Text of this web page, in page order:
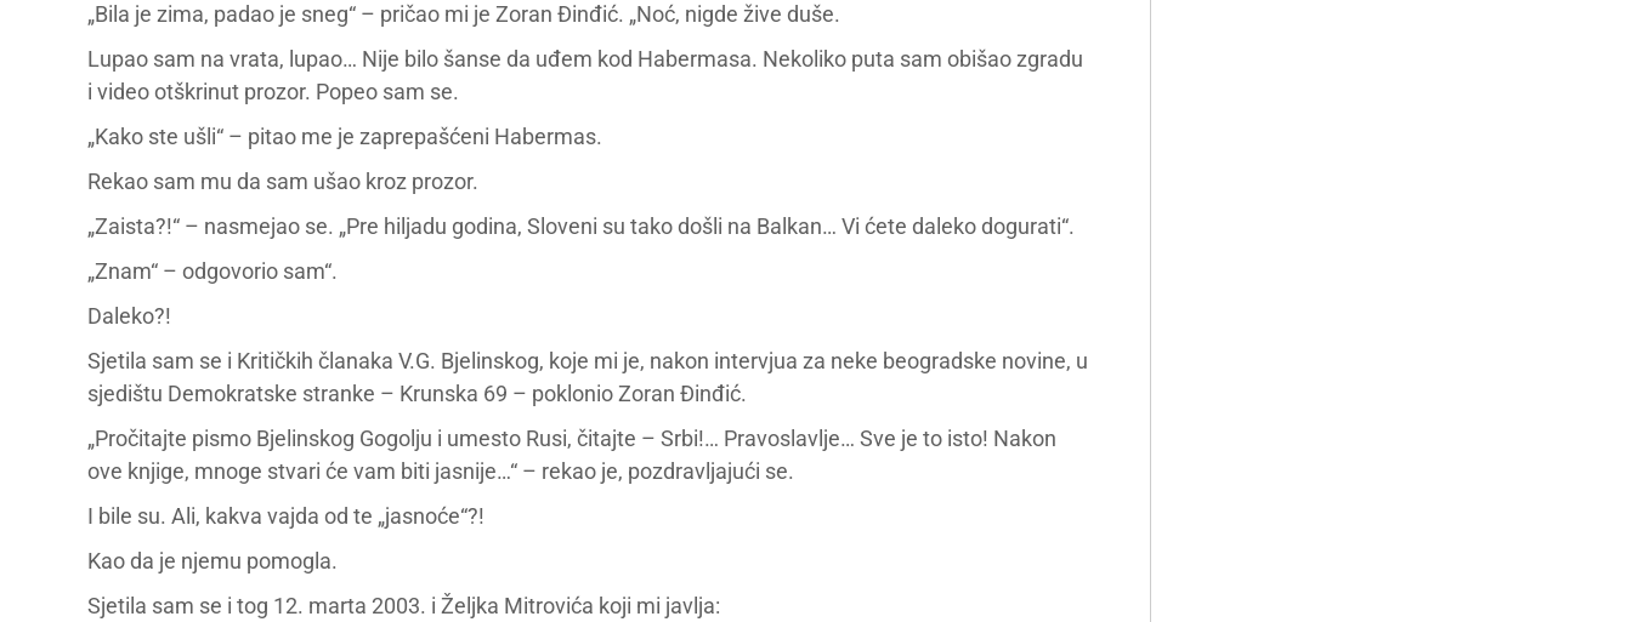
„Bila je zima, padao je sneg“ – pričao mi je Zoran Đinđić. „Noć, nigde žive duše.
Lupao sam na vrata, lupao… Nije bilo šanse da uđem kod Habermasa. Nekoliko puta sam obišao zgradu
i video otškrinut prozor. Popeo sam se.
„Kako ste ušli“ – pitao me je zaprepašćeni Habermas.
Rekao sam mu da sam ušao kroz prozor.
„Zaista?!“ – nasmejao se. „Pre hiljadu godina, Sloveni su tako došli na Balkan… Vi ćete daleko dogurati“.
„Znam“ – odgovorio sam“.
Daleko?!
Sjetila sam se i Kritičkih članaka V.G. Bjelinskog, koje mi je, nakon intervjua za neke beogradske novine, u
sjedištu Demokratske stranke – Krunska 69 – poklonio Zoran Đinđić.
„Pročitajte pismo Bjelinskog Gogolju i umesto Rusi, čitajte – Srbi!… Pravoslavlje… Sve je to isto! Nakon
ove knjige, mnoge stvari će vam biti jasnije…“ – rekao je, pozdravljajući se.
I bile su. Ali, kakva vajda od te „jasnoće“?!
Kao da je njemu pomogla.
Sjetila sam se i tog 12. marta 2003. i Željka Mitrovića koji mi javlja: